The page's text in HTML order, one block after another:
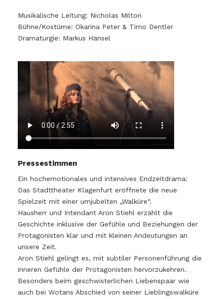
Musikalische Leitung: Nicholas Milton
Bühne/Kostüme: Okarina Peter & Timo Dentler
Dramaturgie: Markus Hänsel
Pressestimmen
Ein hochemotionales und intensives Endzeitdrama:
Das Stadttheater Klagenfurt eröffnete die neue
Spielzeit mit einer umjubelten „Walküre“.
Hausherr und Intendant Aron Stiehl erzählt die
Geschichte inklusive der Gefühle und Beziehungen der
Protagonisten klar und mit kleinen Andeutungen an
unsere Zeit.
Aron Stiehl gelingt es, mit subtiler Personenführung die
inneren Gefühle der Protagonisten hervorzukehren.
Besonders beim geschwisterlichen Liebenspaar wie
auch bei Wotans Abschied von seiner Lieblingswalküre